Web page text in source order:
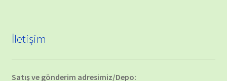
İletişim
Satış ve gönderim adresimiz/Depo: